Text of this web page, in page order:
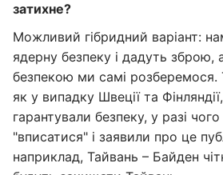
затихне?
Можливий гібридний варіант:
ядерну безпеку і дадуть зброю,
безпекою ми самі розберемося.
як у випадку Швеції та
гарантували безпеку, у разі
"вписатися" і заявили про це
наприклад, Тайвань – Байден